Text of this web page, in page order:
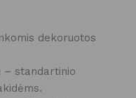
dekoruotos
– standartinio